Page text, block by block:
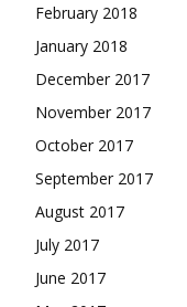
February 2018
January 2018
December 2017
November 2017
October 2017
September 2017
August 2017
July 2017
June 2017